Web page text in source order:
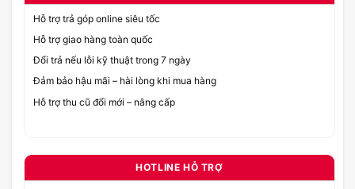
Hỗ trợ trả góp online siêu tốc
Hỗ trợ giao hàng toàn quốc
Đổi trả nếu lỗi kỹ thuật trong 7 ngày
Đảm bảo hậu mãi – hài lòng khi mua hàng
Hỗ trợ thu cũ đổi mới – nâng cấp
HOTLINE HỖ TRỢ